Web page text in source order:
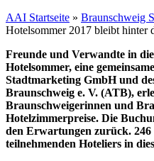
AAI Startseite » Braunschweig
Hotelsommer 2017 bleibt hinter
Freunde und Verwandte in
Hotelsommer, eine
Stadtmarketing GmbH und
Braunschweig e. V. (ATB),
Braunschweigerinnen und
Hotelzimmerpreise. Die
den Erwartungen zurück.
teilnehmenden Hoteliers in